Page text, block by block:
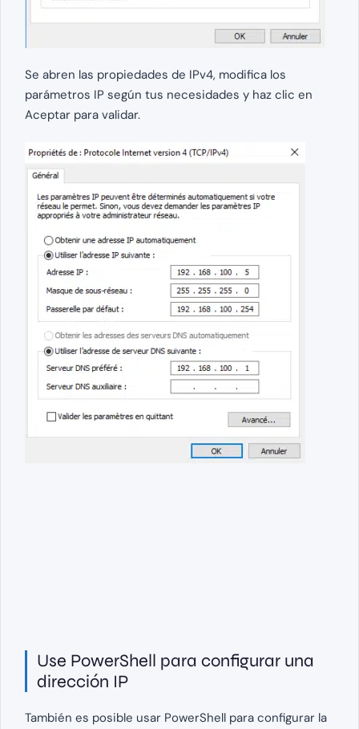
Se abren las propiedades de IPv4, modifica los
parámetros IP según tus necesidades y haz clic en
Aceptar para validar.
Use PowerShell para configurar una
dirección IP
También es posible usar PowerShell para configurar la